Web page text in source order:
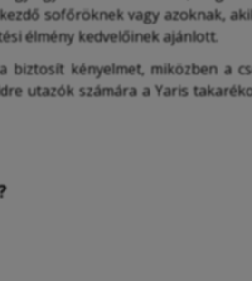
sofőröknek vagy azoknak,
élmény kedvelőinek ajánlott.
biztosít kényelmet, miközben a
utazók számára a Yaris